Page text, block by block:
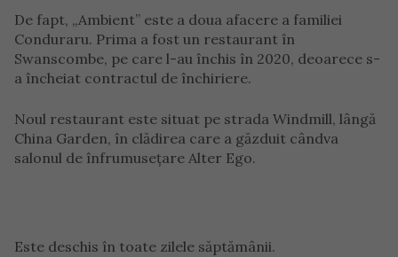
De fapt, „Ambient” este a doua afacere a familiei
Conduraru. Prima a fost un restaurant în
Swanscombe, pe care l-au închis în 2020, deoarece s-
a încheiat contractul de închiriere.
Noul restaurant este situat pe strada Windmill, lângă
China Garden, în clădirea care a găzduit cândva
salonul de înfrumusețare Alter Ego.
Este deschis în toate zilele săptămânii.